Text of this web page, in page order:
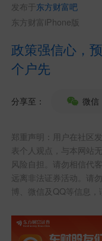
发布于 东方财富吧
东方财富iPhone版
政策强信心，
个户先
分享至： 微信
郑重声明：用户在社区
表个人观点，与本网站
风险自担。请勿相信代
远离非法证券活动。请
博、微信及QQ等信息